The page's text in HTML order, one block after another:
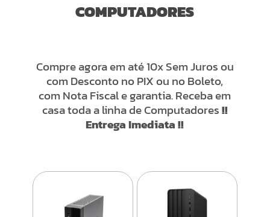
COMPUTADORES
Compre agora em até 10x Sem Juros ou
com Desconto no PIX ou no Boleto,
com Nota Fiscal e garantia. Receba em
casa toda a linha de Computadores!!
Entrega Imediata !!